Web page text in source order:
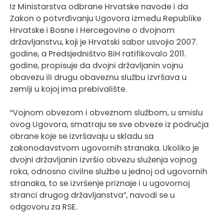
Iz Ministarstva odbrane Hrvatske navode i da
Zakon o potvrđivanju Ugovora između Republike
Hrvatske i Bosne i Hercegovine o dvojnom
državljanstvu, koji je Hrvatski sabor usvojio 2007.
godine, a Predsjedništvo BiH ratifikovalo 2011.
godine, propisuje da dvojni državljanin vojnu
obavezu ili drugu obaveznu službu izvršava u
zemlji u kojoj ima prebivalište.
“Vojnom obvezom i obveznom službom, u smislu
ovog Ugovora, smatraju se sve obveze iz područja
obrane koje se izvršavaju u skladu sa
zakonodavstvom ugovornih stranaka. Ukoliko je
dvojni državljanin izvršio obvezu služenja vojnog
roka, odnosno civilne službe u jednoj od ugovornih
stranaka, to se izvršenje priznaje i u ugovornoj
stranci drugog državljanstva”, navodi se u
odgovoru za RSE.